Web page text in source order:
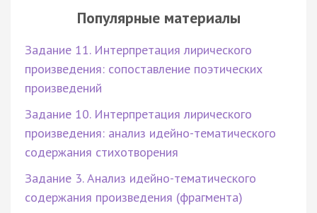
Популярные материалы
Задание 11. Интерпретация лирического
произведения: сопоставление поэтических
произведений
Задание 10. Интерпретация лирического
произведения: анализ идейно-тематического
содержания стихотворения
Задание 3. Анализ идейно-тематического
содержания произведения (фрагмента)